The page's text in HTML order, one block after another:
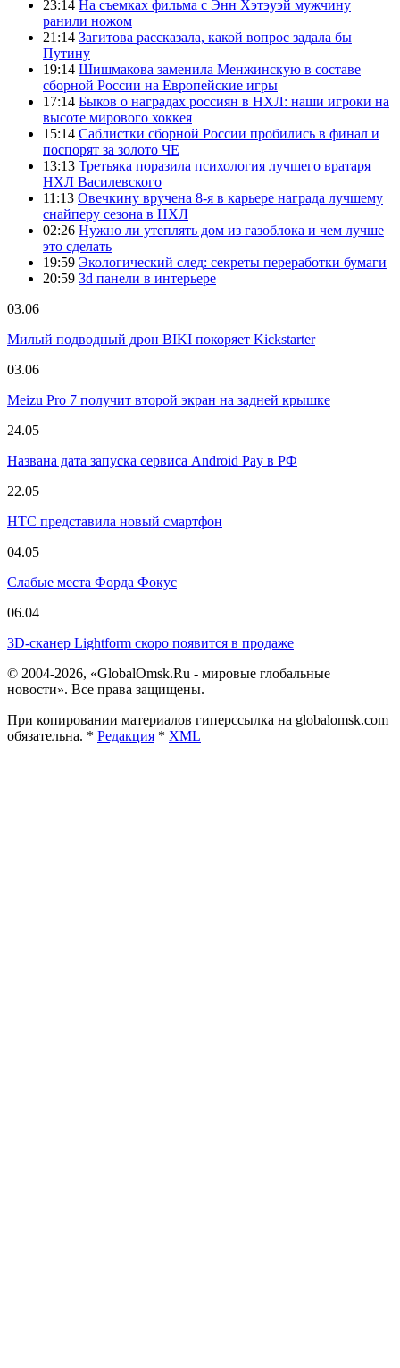
23:14 На съемках фильма с Энн Хэтэуэй мужчину
ранили ножом
21:14 Загитова рассказала, какой вопрос задала бы
Путину
19:14 Шишмакова заменила Менжинскую в составе
сборной России на Европейские игры
17:14 Быков о наградах россиян в НХЛ: наши игроки на
высоте мирового хоккея
15:14 Саблистки сборной России пробились в финал и
поспорят за золото ЧЕ
13:13 Третьяка поразила психология лучшего вратаря
НХЛ Василевского
11:13 Овечкину вручена 8-я в карьере награда лучшему
снайперу сезона в НХЛ
02:26 Нужно ли утеплять дом из газоблока и чем лучше
это сделать
19:59 Экологический след: секреты переработки бумаги
20:59 3d панели в интерьере
03.06
Милый подводный дрон BIKI покоряет Kickstarter
03.06
Meizu Pro 7 получит второй экран на задней крышке
24.05
Названа дата запуска сервиса Android Pay в РФ
22.05
HTC представила новый смартфон
04.05
Слабые места Форда Фокус
06.04
3D-сканер Lightform скоро появится в продаже
© 2004-2026, «GlobalOmsk.Ru - мировые глобальные
новости». Все права защищены.
При копировании материалов гиперссылка на globalomsk.com
обязательна. * Редакция * XML